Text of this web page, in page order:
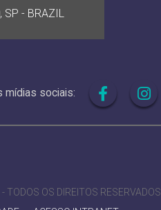
SP - BRAZIL
mídias sociais:
OS DIREITOS RESERVADOS